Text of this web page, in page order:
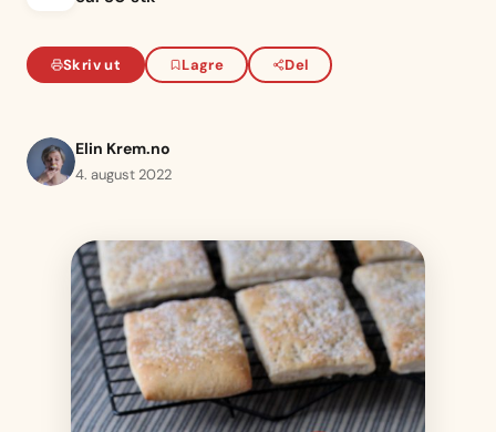
Skriv ut Lagre Del
Elin Krem.no
4. august 2022